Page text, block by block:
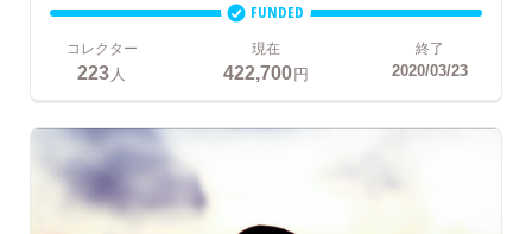
FUNDED
コレクター
223 人
現在
422,700円
終了
2020/03/23